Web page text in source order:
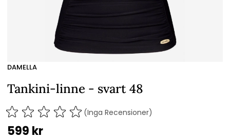
DAMELLA
Tankini-linne - svart 48
(Inga Recensioner)
599 kr